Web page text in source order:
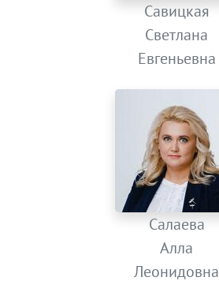
Савицкая
Светлана
Евгеньевна
Салаева
Алла
Леонидовна